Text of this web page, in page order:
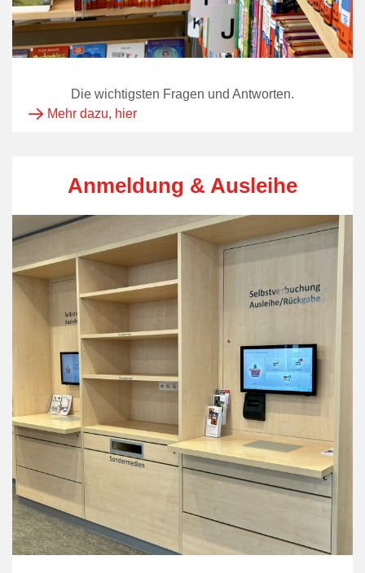
Die wichtigsten Fragen und Antworten.
Mehr dazu, hier
Anmeldung & Ausleihe